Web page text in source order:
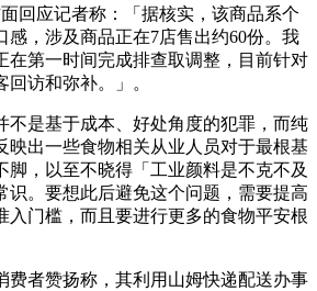
应记者称：「据核实，该商品系个
感，涉及商品正在7店售出约60份。我
在第一时间完成排查取调整，目前针对
访和弥补。」。
是基于成本、好处角度的犯罪，而纯
映出一些食物相关从业人员对于最根基
脚，以至不晓得「工业颜料是不克不及
识。要想此后避免这个问题，需要提高
入门槛，而且要进行更多的食物平安根
者赞扬称，其利用山姆快递配送办事